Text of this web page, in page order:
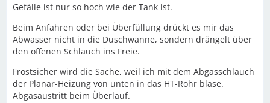
Gefälle ist nur so hoch wie der Tank ist.
Beim Anfahren oder bei Überfüllung drückt es mir das
Abwasser nicht in die Duschwanne, sondern drängelt über
den offenen Schlauch ins Freie.
Frostsicher wird die Sache, weil ich mit dem Abgasschlauch
der Planar-Heizung von unten in das HT-Rohr blase.
Abgasaustritt beim Überlauf.